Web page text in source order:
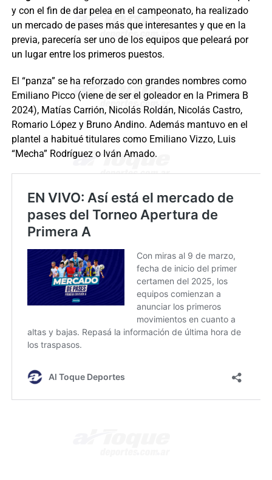
y con el fin de dar pelea en el campeonato, ha realizado
un mercado de pases más que interesantes y que en la
previa, parecería ser uno de los equipos que peleará por
un lugar entre los primeros puestos.
El “panza” se ha reforzado con grandes nombres como
Emiliano Picco (viene de ser el goleador en la Primera B
2024), Matías Carrión, Nicolás Roldán, Nicolás Castro,
Romario López y Bruno Andino. Además mantuvo en el
plantel a habitué titulares como Emiliano Vizzo, Luis
“Mecha” Rodríguez o Iván Amado.